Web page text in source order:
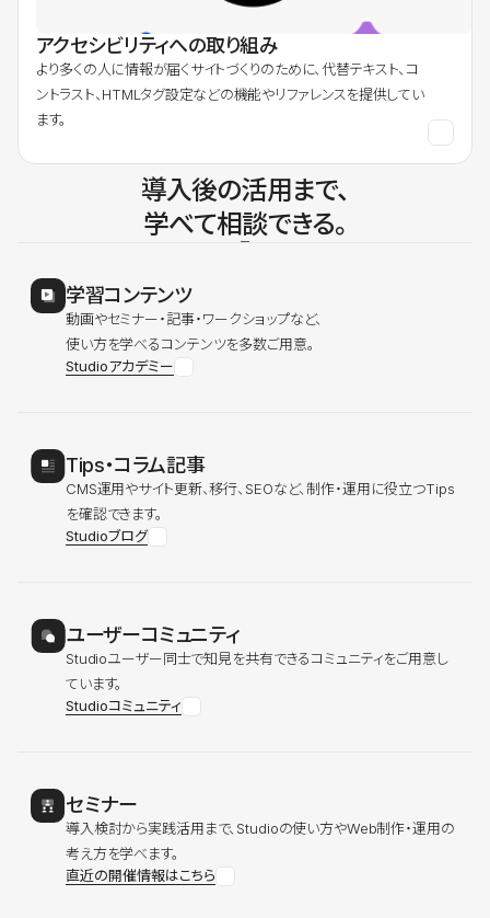
アクセシビリティへの取り組み
より多くの人に情報が届くサイトづくりのために、代替テキスト、コ
ントラスト、HTMLタグ設定などの機能やリファレンスを提供してい
ます。
導入後の活用まで、
学べて相談できる。
学習コンテンツ
動画やセミナー・記事・ワークショップなど、
使い方を学べるコンテンツを多数ご用意。
Studioアカデミー
Tips・コラム記事
CMS運用やサイト更新、移行、SEOなど、制作・運用に役立つTips
を確認できます。
Studioブログ
ユーザーコミュニティ
Studioユーザー同士で知見を共有できるコミュニティをご用意し
ています。
Studioコミュニティ
セミナー
導入検討から実践活用まで、Studioの使い方やWeb制作・運用の
考え方を学べます。
直近の開催情報はこちら